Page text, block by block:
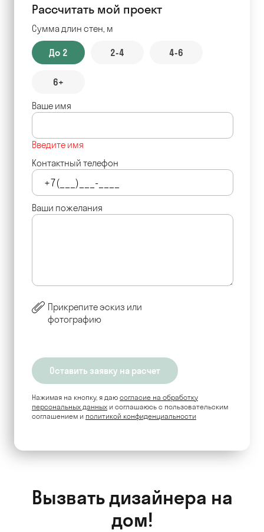
Рассчитать мой проект
Сумма длин стен, м
До 2 2-4 4-6
6+
Ваше имя
Введите имя
Контактный телефон
Ваши пожелания
Прикрепите эскиз или
фотографию
Нажимая на кнопку, я даю согласие на обработку
персональных данных и соглашаюсь c пользовательским
соглашением и политикой конфиденциальности
Вызвать дизайнера на
дом!